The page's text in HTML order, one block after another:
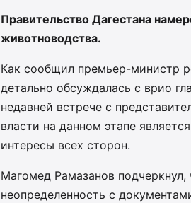
Правительство Дагестана
животноводства.
Как сообщил премьер-министр
детально обсуждалась с врио
недавней встрече с
власти на данном этапе
интересы всех сторон.
​Магомед Рамазанов подчеркнул,
неопределенность с